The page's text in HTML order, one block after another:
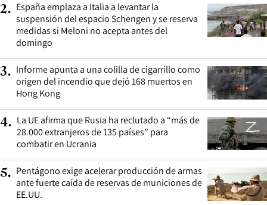
2. España emplaza a Italia a levantar la
suspensión del espacio Schengen y se reserva
medidas si Meloni no acepta antes del
domingo
3. Informe apunta a una colilla de cigarrillo como
origen del incendio que dejó 168 muertos en
Hong Kong
4. La UE afirma que Rusia ha reclutado a “más de
28.000 extranjeros de 135 países” para
combatir en Ucrania
5. Pentágono exige acelerar producción de armas
ante fuerte caída de reservas de municiones de
EE.UU.